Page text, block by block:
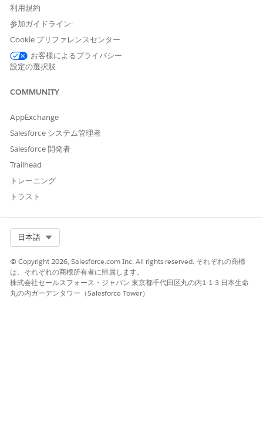
追加します。
要請種別、優先度、およびメンバープランを選択します。
[詳細を表示]
をクリックします。
要請元の提供者の名前と住所、患者の臨床受診の詳細、メンバ
ープラン情報を確認します。
承認要請を送信します。
を追跡できるようにケースが作成されます。
この記事で問題は解決されましたか?
利用規約
参加ガイドライン:
Cookie プリファレンスセンター
お客様によるプライバシー
設定の選択肢
COMMUNITY
AppExchange
Salesforce システム管理者
Salesforce 開発者
Trailhead
トレーニング
トラスト
日本語
© Copyright 2026, Salesforce.com Inc. All rights reserved. それぞれの商標
は、それぞれの商標所有者に帰属します。
株式会社セールスフォース・ジャパン 東京都千代田区丸の内1-1-3 日本生命
丸の内ガーデンタワー（Salesforce Tower）